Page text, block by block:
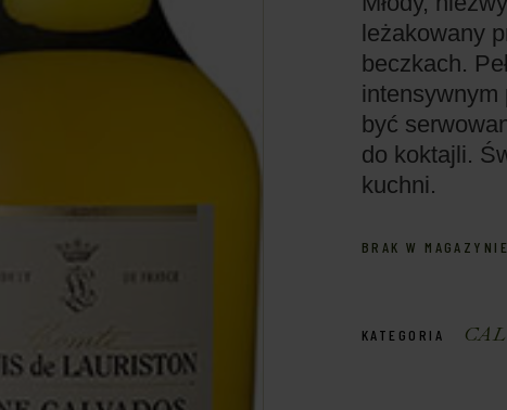
leżakowany
beczkach.
intensywnym
być
do koktajli.
kuchni.
BRAK W MAGAZYNIE
KATEGORIA